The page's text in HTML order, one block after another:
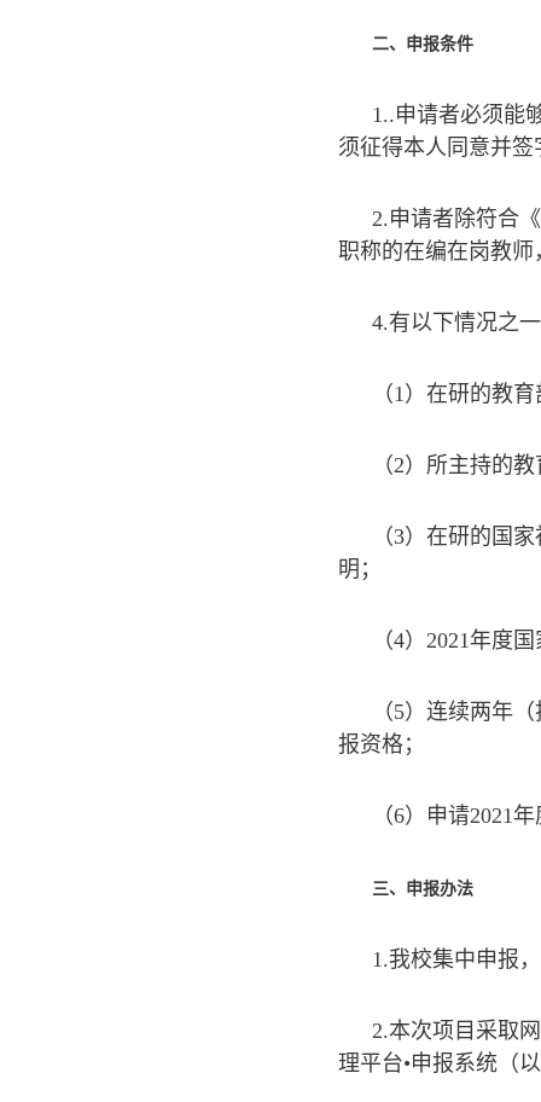
二、申报条件
1..申请者必须能
须征得本人同意并
2.申请者除符合
职称的在编在岗教
4.有以下情况之
（1）在研的教
（2）所主持的
（3）在研的国
明；
（4）2021年度
（5）连续两年
报资格；
（6）申请2021
三、申报办法
1.我校集中申报
2.本次项目采取
理平台•申报系统（